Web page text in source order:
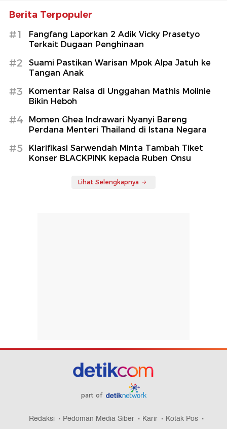
Berita Terpopuler
#1
Fangfang Laporkan 2 Adik Vicky Prasetyo
Terkait Dugaan Penghinaan
#2
Suami Pastikan Warisan Mpok Alpa Jatuh ke
Tangan Anak
#3
Komentar Raisa di Unggahan Mathis Molinie
Bikin Heboh
#4
Momen Ghea Indrawari Nyanyi Bareng
Perdana Menteri Thailand di Istana Negara
#5
Klarifikasi Sarwendah Minta Tambah Tiket
Konser BLACKPINK kepada Ruben Onsu
Lihat Selengkapnya
part of
Redaksi Pedoman Media Siber Karir
Kotak Pos